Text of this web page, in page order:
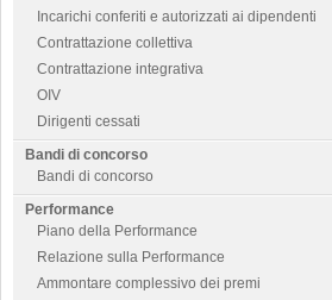
Incarichi conferiti e autorizzati ai dipendenti
Contrattazione collettiva
Contrattazione integrativa
OIV
Dirigenti cessati
Bandi di concorso
Bandi di concorso
Performance
Piano della Performance
Relazione sulla Performance
Ammontare complessivo dei premi